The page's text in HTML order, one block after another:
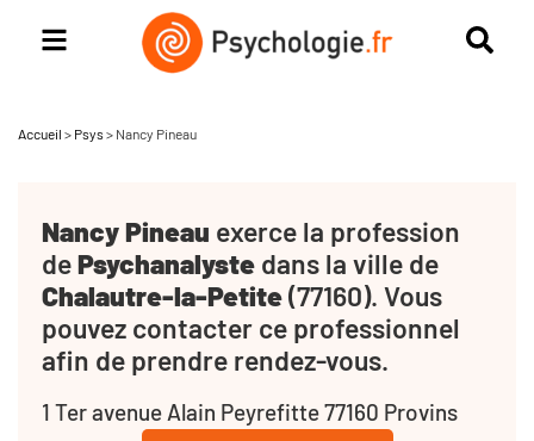
Accueil > Psys > Nancy Pineau
Nancy Pineau exerce la profession
dePsychanalyste dans la ville de
Chalautre-la-Petite(77160). Vous
pouvez contacter ce professionnel
afin de prendre rendez-vous.
1 Ter avenue Alain Peyrefitte 77160 Provins